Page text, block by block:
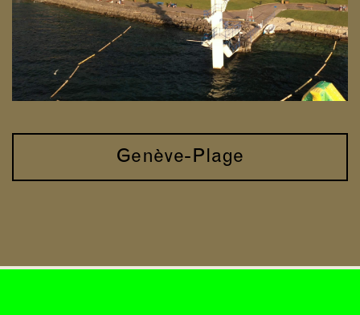
Genève-Plage